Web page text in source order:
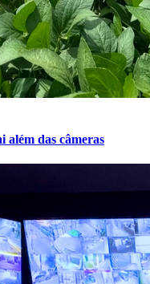
além das câmeras